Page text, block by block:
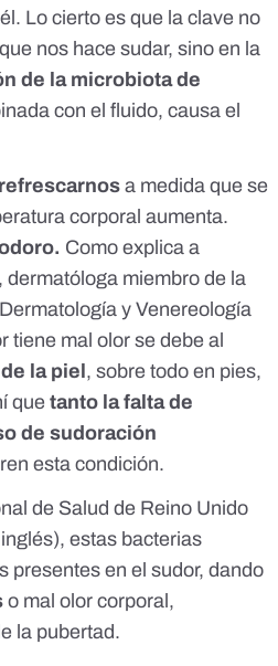
Lo cierto es que la clave no
nos hace sudar, sino en la
de la microbiota de
con el fluido, causa el
refrescarnos a medida que se
corporal aumenta.
Como explica a
, dermatóloga miembro de la
y Venereología
tiene mal olor se debe al
la piel , sobre todo en pies,
que tanto la falta de
de sudoración
esta condición.
de Salud de Reino Unido
estas bacterias
presentes en el sudor, dando
o mal olor corporal,
la pubertad.